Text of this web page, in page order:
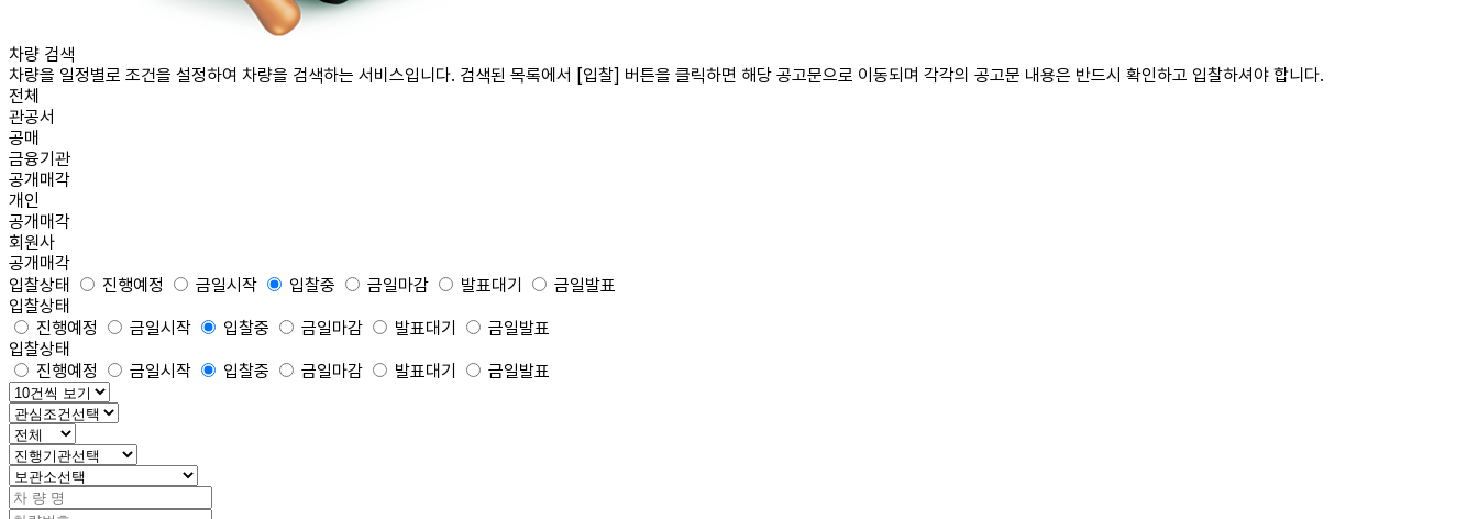
차량 검색
차량을 일정별로 조건을 설정하여 차량을 검색하는 서비스입니다. 검색된 목록에서 [입찰] 버튼을 클릭하면 해당 공고문으로 이동되며 각각의 공고문 내용은 반드시 확인하고 입찰하셔야 합니다.
전체
관공서
공매
금융기관
공개매각
개인
공개매각
회원사
공개매각
입찰상태
진행예정 금일시작 입찰중 금일마감 발표대기
금일발표
입찰상태
진행예정
금일시작 입찰중 금일마감 발표대기
금일발표
입찰상태
진행예정
금일시작 입찰중 금일마감 발표대기 금일발표